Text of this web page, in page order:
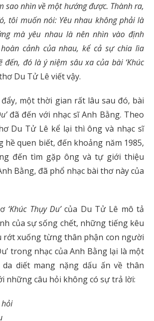
sao nhìn về một hướng được. Thành ra,
tôi muốn nói: Yêu nhau không phải là
mà yêu nhau là nên nhìn vào định
cảnh của nhau, kể cả sự chia lìa
đến, đó là ý niệm sâu xa của bài ‘Khúc
Du Tử Lê viết vậy.
một thời gian rất lâu sau đó, bài
đã đến với nhạc sĩ Anh Bằng. Theo
Du Tử Lê kể lại thì ông và nhạc sĩ
hề quen biết, đến khoảng năm 1985,
đến tìm gặp ông và tự giới thiệu
Bằng, đã phổ nhạc bài thơ này của
‘Khúc Thụy Du’của Du Tử Lê mô tả
của sự sống chết, những tiếng kêu
rớt xuống từng thân phận con người
trong nhạc của Anh Bằng lại là một
diết mang nặng dấu ấn về thân
những câu hỏi không có sự trả lời: